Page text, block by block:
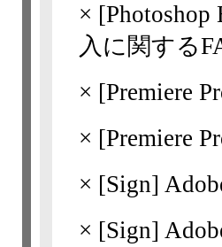
× [Photoshop
入に関する
× [Premiere
× [Premiere
× [Sign]
× [Sign]